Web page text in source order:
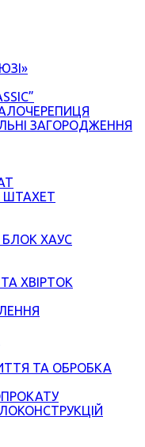
ЗАГОРОДЖЕННЯ
ШТАХЕТ
ХАУС
ХВІРТОК
ТА ОБРОБКА